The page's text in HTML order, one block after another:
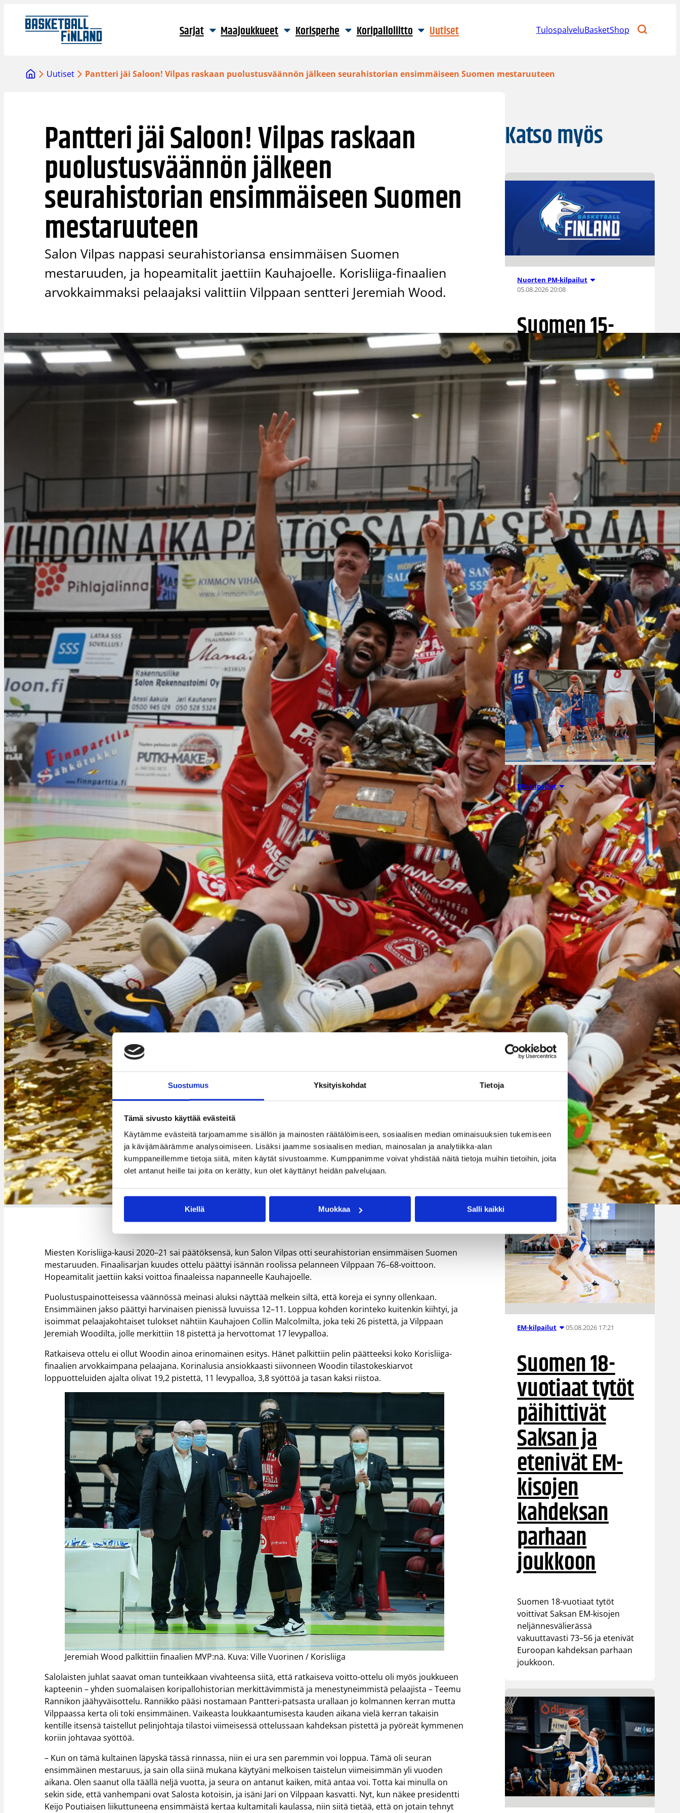
Suostumus Yksityiskohdat Tietoja
Tämä sivusto käyttää evästeitä
Käytämme evästeitä tarjoamamme sisällön ja mainosten räätälöimiseen, sosiaalisen median ominaisuuksien tukemiseen
ja kävijämäärämme analysoimiseen. Lisäksi jaamme sosiaalisen median, mainosalan ja analytiikka-alan
kumppaneillemme tietoja siitä, miten käytät sivustoamme. Kumppanimme voivat yhdistää näitä tietoja muihin tietoihin, joita
olet antanut heille tai joita on kerätty, kun olet käyttänyt heidän palvelujaan.
Kiellä Muokkaa Salli kaikki
sisältöön
Sarjat Maajoukkueet Korisperhe Koripalloliitto Uutiset TulospalveluBasketShop
Uutiset Pantteri jäi Saloon! Vilpas raskaan puolustusväännön jälkeen seurahistorian ensimmäiseen Suomen mestaruuteen
Pantteri jäi Saloon! Vilpas raskaan
puolustusväännön jälkeen
seurahistorian ensimmäiseen Suomen
mestaruuteen
Salon Vilpas nappasi seurahistoriansa ensimmäisen Suomen
mestaruuden, ja hopeamitalit jaettiin Kauhajoelle. Korisliiga-finaalien
arvokkaimmaksi pelaajaksi valittiin Vilppaan sentteri Jeremiah Wood.
Salon Vilpas on kauden 2020–21 mestari. Kuva: Ville Vuorinen / Korisliiga
Miesten Korisliiga-kausi 2020–21 sai päätöksensä, kun Salon Vilpas otti seurahistorian ensimmäisen Suomen
mestaruuden. Finaalisarjan kuudes ottelu päättyi isännän roolissa pelanneen Vilppaan 76–68-voittoon.
Hopeamitalit jaettiin kaksi voittoa finaaleissa napanneelle Kauhajoelle.
Puolustuspainotteisessa väännössä meinasi aluksi näyttää melkein siltä, että koreja ei synny ollenkaan.
Ensimmäinen jakso päättyi harvinaisen pienissä luvuissa 12–11. Loppua kohden korinteko kuitenkin kiihtyi, ja
isoimmat pelaajakohtaiset tulokset nähtiin Kauhajoen Collin Malcolmilta, joka teki 26 pistettä, ja Vilppaan
Jeremiah Woodilta, jolle merkittiin 18 pistettä ja hervottomat 17 levypalloa.
Ratkaiseva ottelu ei ollut Woodin ainoa erinomainen esitys. Hänet palkittiin pelin päätteeksi koko Korisliiga-
finaalien arvokkaimpana pelaajana. Korinalusia ansiokkaasti siivonneen Woodin tilastokeskiarvot
loppuotteluiden ajalta olivat 19,2 pistettä, 11 levypalloa, 3,8 syöttöä ja tasan kaksi riistoa.
Jeremiah Wood palkittiin finaalien MVP:nä. Kuva: Ville Vuorinen / Korisliiga
Salolaisten juhlat saavat oman tunteikkaan vivahteensa siitä, että ratkaiseva voitto-ottelu oli myös joukkueen
kapteenin – yhden suomalaisen koripallohistorian merkittävimmistä ja menestyneimmistä pelaajista – Teemu
Rannikon jäähyväisottelu. Rannikko pääsi nostamaan Pantteri-patsasta urallaan jo kolmannen kerran mutta
Vilppaassa kerta oli toki ensimmäinen. Vaikeasta loukkaantumisesta kauden aikana vielä kerran takaisin
kentille itsensä taistellut pelinjohtaja tilastoi viimeisessä ottelussaan kahdeksan pistettä ja pyöreät kymmenen
koriin johtavaa syöttöä.
– Kun on tämä kultainen läpyskä tässä rinnassa, niin ei ura sen paremmin voi loppua. Tämä oli seuran
ensimmäinen mestaruus, ja sain olla siinä mukana käytyäni melkoisen taistelun viimeisimmän yli vuoden
aikana. Olen saanut olla täällä neljä vuotta, ja seura on antanut kaiken, mitä antaa voi. Totta kai minulla on
sekin side, että vanhempani ovat Salosta kotoisin, ja isäni Jari on Vilppaan kasvatti. Nyt, kun näkee presidentti
Keijo Poutiaisen liikuttuneena ensimmäistä kertaa kultamitali kaulassa, niin siitä tietää, että on jotain tehnyt
Katso myös
Nuorten PM-kilpailut
05.08.2026 20:08
Suomen 15-
vuotiaat tytöt
voittivat
Islannin
Nordic Open -
turnauksen
toisessa
ottelussa
Suomen 15-vuotiaiden tyttöjen
maajoukkue jatkoi
voittokulkuaan Lohjalla
pelattavassa Nordic Open -
turnauksessa kaatamalla
Islannin vakuuttavasti 70–47.
Sudenpennut kohtaa huomenna
turnauksen päätösottelussa
Latvian klo 15.
EM-kilpailut 05.08.2026 18:54
Suomen 16-
vuotiaat
suuntaavat B-
divisioonan
EM-kisoihin –
avausottelu
torstaina
Bulgariaa
vastaan
Suomen 16-vuotiaiden poikien
maajoukkue aloittaa B-
divisioonan EM-kilpailut
torstaina 6.8. Pohjois-
Makedonian Skopjessa.
Sudenpennut pelaa
alkulohkossa Bulgarian,
Luxemburgin, Ruotsin, Norjan
sekä Bosnia ja Hertsegovinan
EM-kilpailut 05.08.2026 17:21
Suomen 18-
vuotiaat tytöt
päihittivät
Saksan ja
etenivät EM-
kisojen
kahdeksan
parhaan
joukkoon
Suomen 18-vuotiaat tytöt
voittivat Saksan EM-kisojen
neljännesvälierässä
vakuuttavasti 73–56 ja etenivät
Euroopan kahdeksan parhaan
joukkoon.